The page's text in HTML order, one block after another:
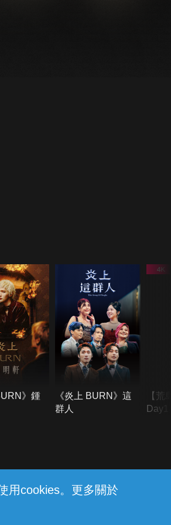
用cookies。更多關於
》鍾
《炎上 BURN》這
群人
【荒